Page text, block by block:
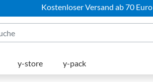
Kostenloser Versand ab 70 Euro
y-store y-pack